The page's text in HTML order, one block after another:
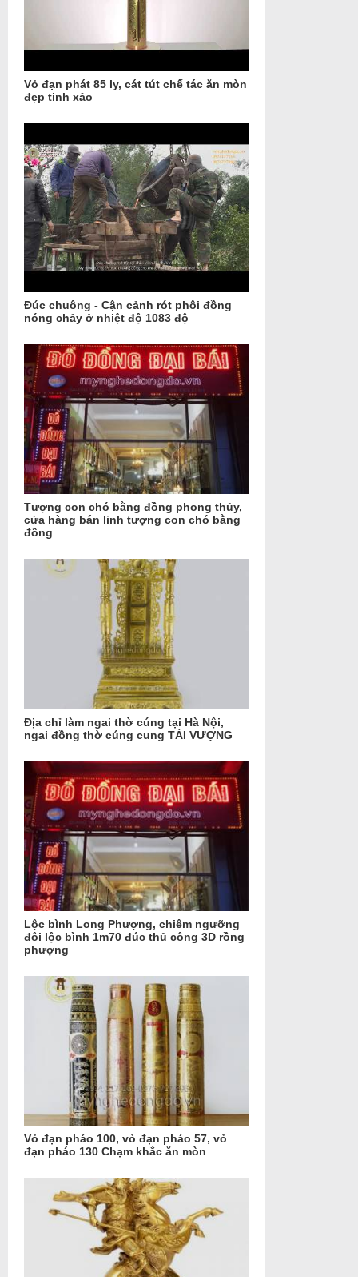
Vỏ đạn phát 85 ly, cát tút chế tác ăn mòn
đẹp tinh xảo
Đúc chuông - Cận cảnh rót phôi đồng
nóng chảy ở nhiệt độ 1083 độ
Tượng con chó bằng đồng phong thủy,
cửa hàng bán linh tượng con chó bằng
đồng
Địa chỉ làm ngai thờ cúng tại Hà Nội,
ngai đồng thờ cúng cung TÀI VƯỢNG
Lộc bình Long Phượng, chiêm ngưỡng
đôi lộc bình 1m70 đúc thủ công 3D rồng
phượng
Vỏ đạn pháo 100, vỏ đạn pháo 57, vỏ
đạn pháo 130 Chạm khắc ăn mòn